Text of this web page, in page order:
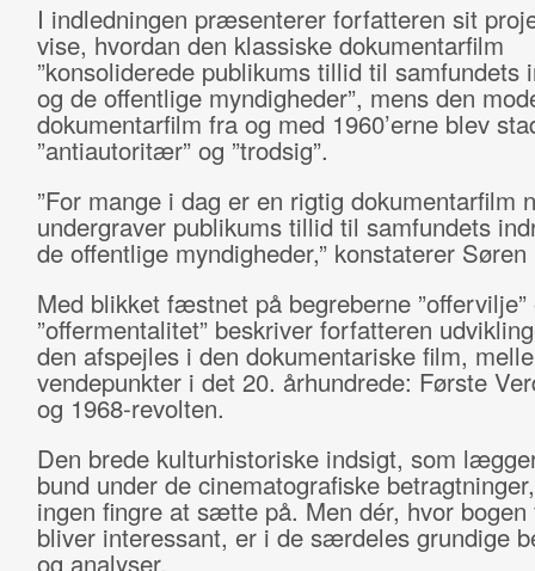
I indledningen præsenterer forfatteren sit
vise, hvordan den klassiske dokumentarfilm
”konsoliderede publikums tillid til samfundets
og de offentlige myndigheder”, mens den
dokumentarfilm fra og med 1960’erne blev
”antiautoritær” og ”trodsig”.
”For mange i dag er en rigtig dokumentarfilm
undergraver publikums tillid til samfundets
de offentlige myndigheder,” konstaterer
Med blikket fæstnet på begreberne ”offervilje”
”offermentalitet” beskriver forfatteren
den afspejles i den dokumentariske film,
vendepunkter i det 20. århundrede: Første
og 1968-revolten.
Den brede kulturhistoriske indsigt, som
bund under de cinematografiske
ingen fingre at sætte på. Men dér, hvor bogen
bliver interessant, er i de særdeles grundige
og analyser.